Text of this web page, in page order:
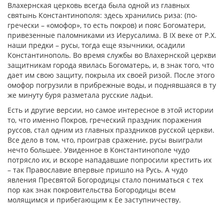
Влахернская церковь всегда была одной из главных
святынь Константинополя: здесь хранились риза: (по-
гречески – «омофор», то есть покров) и пояс Богоматери,
привезенные паломниками из Иерусалима. В IX веке от Р.Х.
наши предки – русы, тогда еще язычники, осадили
Константинополь. Во время службы во Влахернской церкви
защитникам города явилась Богоматерь, и, в знак того, что
дает им свою защиту, покрыла их своей ризой. После этого
омофор погрузили в прибрежные воды, и поднявшаяся в ту
же минуту буря разметала русские ладьи.
Есть и другие версии, но самое интересное в этой истории
то, что именно Покров, греческий праздник поражения
руссов, стал одним из главных праздников русской церкви.
Все дело в том, что, проиграв сражение, русы выиграли
нечто большее. Увиденное в Константинополе чудо
потрясло их, и вскоре нападавшие попросили крестить их
– так Православие впервые пришло на Русь. А чудо
явления Пресвятой Богородицы стало пониматься с тех
пор как знак покровительства Богородицы всем
молящимся и прибегающим к Ее заступничеству.